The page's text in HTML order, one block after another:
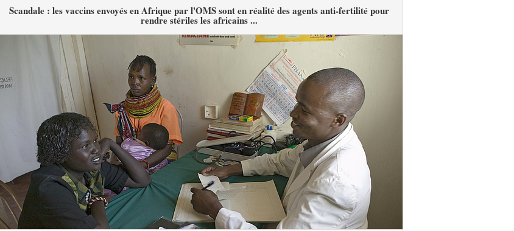
Scandale : les vaccins envoyés en Afrique par l'OMS sont en réalité des agents anti-fertilité pour
rendre stériles les africains ...